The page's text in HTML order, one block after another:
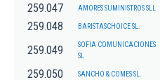
259.047 AMORES SUMINISTROS SLL
259.048 BARISTASCHOICE SL.
259.049
SOFIA COMUNICACIONES
SL
259.050 SANCHO & COMES SL.